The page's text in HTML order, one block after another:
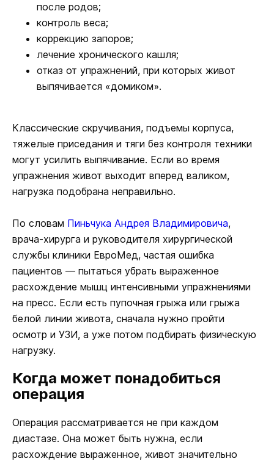
после родов;
контроль веса;
коррекцию запоров;
лечение хронического кашля;
отказ от упражнений, при которых живот
выпячивается «домиком».
Классические скручивания, подъемы корпуса,
тяжелые приседания и тяги без контроля техники
могут усилить выпячивание. Если во время
упражнения живот выходит вперед валиком,
нагрузка подобрана неправильно.
По словам Пиньчука Андрея Владимировича,
врача-хирурга и руководителя хирургической
службы клиники ЕвроМед, частая ошибка
пациентов — пытаться убрать выраженное
расхождение мышц интенсивными упражнениями
на пресс. Если есть пупочная грыжа или грыжа
белой линии живота, сначала нужно пройти
осмотр и УЗИ, а уже потом подбирать физическую
нагрузку.
Когда может понадобиться
операция
Операция рассматривается не при каждом
диастазе. Она может быть нужна, если
расхождение выраженное, живот значительно